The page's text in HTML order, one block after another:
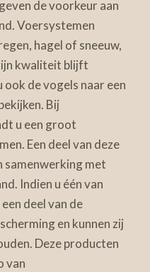
de voorkeur aan
Voersystemen
hagel of sneeuw,
kwaliteit blijft
de vogels naar een
Bij
u een groot
Een deel van deze
samenwerking met
Indien u één van
deel van de
en kunnen zij
Deze producten
van